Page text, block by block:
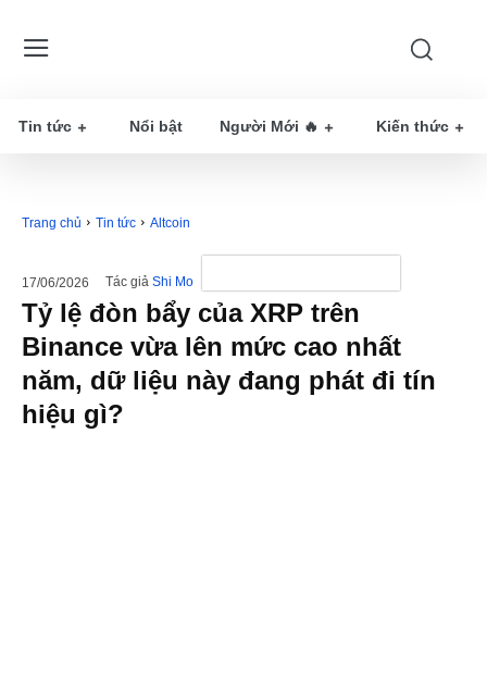
Tin tức Nổi bật Người Mới 🔥 Kiến thức
Trang chủ Tin tức Altcoin
17/06/2026 Tác giả Shi Mo
Tỷ lệ đòn bẩy của XRP trên
Binance vừa lên mức cao nhất
năm, dữ liệu này đang phát đi tín
hiệu gì?